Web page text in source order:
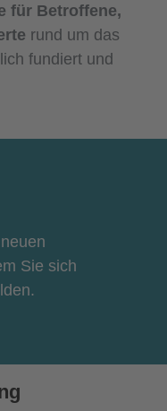
für Betroffene,
rund um das
fundiert und
Sie sich